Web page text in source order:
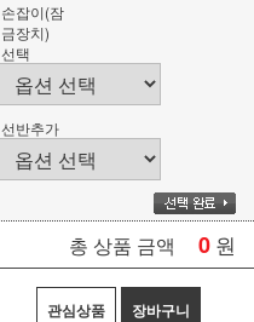
손잡이(잠
금장치)
선택
선반추가
총 상품 금액 0 원
관심상품 장바구니